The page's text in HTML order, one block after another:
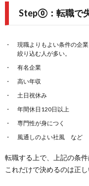
Step⓪：転職で
現職よりもよい条件の企
絞り込む人が多い。
有名企業
高い年収
土日祝休み
年間休日120日以上
専門性が身につく
風通しのよい社風 など
転職する上で、上記の条
これだけで決めるのは正